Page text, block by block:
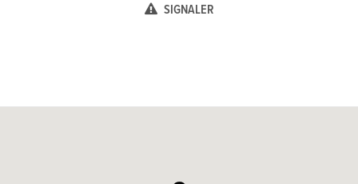
SIGNALER